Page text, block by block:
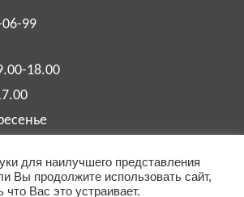
99
18.00
для наилучшего представления
Вы продолжите использовать сайт,
Вас это устраивает.